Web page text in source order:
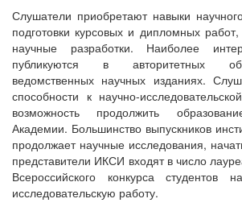
Слушатели приобретают навыки
подготовки курсовых и дипломных
научные разработки. Наиболее
публикуются в авторитетных
ведомственных научных изданиях.
способности к научно-
возможность продолжить
Академии. Большинство выпускников
продолжает научные исследования,
представители ИКСИ входят в число
Всероссийского конкурса студентов
исследовательскую работу.